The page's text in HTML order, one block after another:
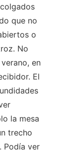
que no
o
No
en
El
la mesa
trecho
Podía ver